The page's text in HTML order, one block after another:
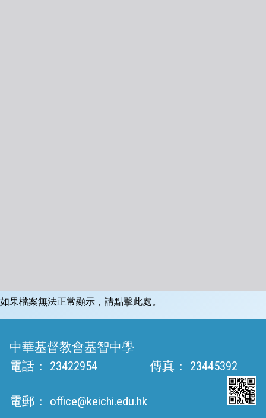
如果檔案無法正常顯示，請點擊此處。
中華基督教會基智中學
電話：
23422954 傳真： 23445392
電郵： office@keichi.edu.hk